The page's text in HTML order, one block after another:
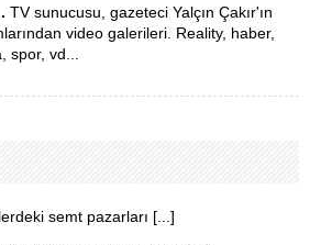
TV sunucusu, gazeteci Yalçın Çakır'ın
video galerileri. Reality, haber,
spor, vd...
semt pazarları [...]